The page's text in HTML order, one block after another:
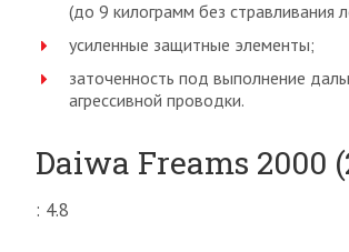
(до 9 килограмм без стравливания
усиленные защитные элементы;
заточенность под выполнение
агрессивной проводки.
Daiwa Freams 2000
: 4.8